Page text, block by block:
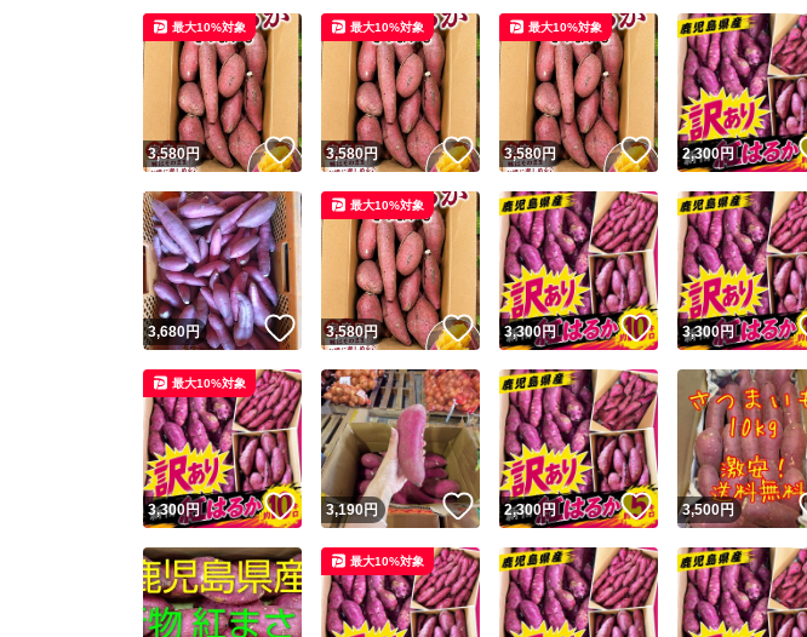
取引実績◯+ このユーザーは
他フリマ実績◯+ このユーザーは他
スピード&安心発送
※このバッジは実績に基づく表示であり、発送を保
スピード＆安心発送
このユーザーは高
ます
スピード発送 このユーザーは高
安心発送 このユーザーは設
コピーは1商品につき1回です
出品
キャ
3,580円 いいね！
最大10%対象
3,580円 いいね！
最大10%対象
3,580円 いいね！
最大10%対象
2,300円
3,680円 いいね！
3,580円 いいね！
最大10%対象
3,300円 いいね！
3,300円
3,300円 いいね！
最大10%対象
3,190円 いいね！
2,300円 いいね！
3,500円
最大10%対象